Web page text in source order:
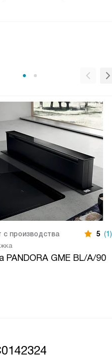
с производства 5 (1)
PANDORA GME BL/A/90